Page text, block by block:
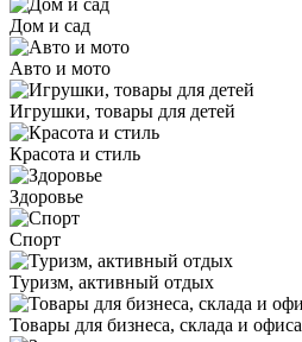
Дом и сад
Авто и мото
Игрушки, товары для детей
Красота и стиль
Здоровье
Спорт
Туризм, активный отдых
Товары для бизнеса, склада и офиса